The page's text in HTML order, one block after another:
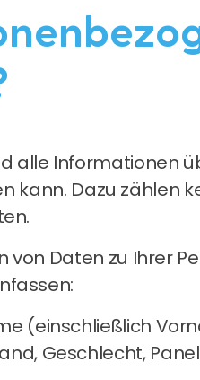
alle Informationen
kann. Dazu zählen
von Daten zu Ihrer
(einschließlich
Geschlecht,